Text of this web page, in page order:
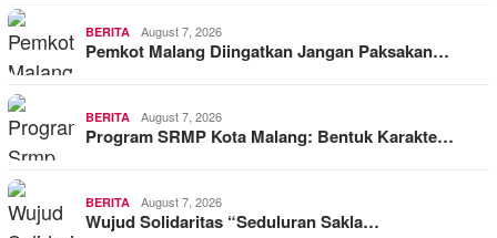
BERITA August 7, 2026
Pemkot Malang Diingatkan Jangan Paksakan…
BERITA August 7, 2026
Program SRMP Kota Malang: Bentuk Karakte…
BERITA August 7, 2026
Wujud Solidaritas “Seduluran Sakla…